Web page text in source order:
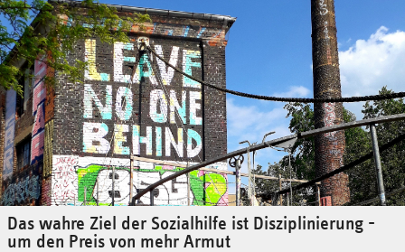
Das wahre Ziel der Sozialhilfe ist Disziplinierung -
um den Preis von mehr Armut